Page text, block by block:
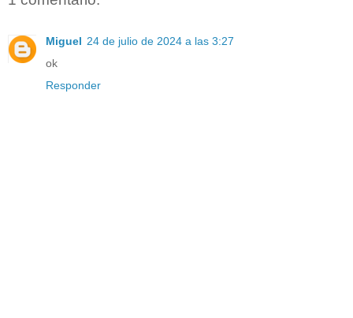
Miguel 24 de julio de 2024 a las 3:27
ok
Responder